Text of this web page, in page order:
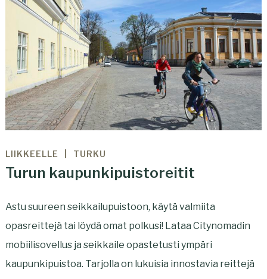
LIIKKEELLE TURKU
Turun kaupunkipuistoreitit
Astu suureen seikkailupuistoon, käytä valmiita
opasreittejä tai löydä omat polkusi! Lataa Citynomadin
mobiilisovellus ja seikkaile opastetusti ympäri
kaupunkipuistoa. Tarjolla on lukuisia innostavia reittejä